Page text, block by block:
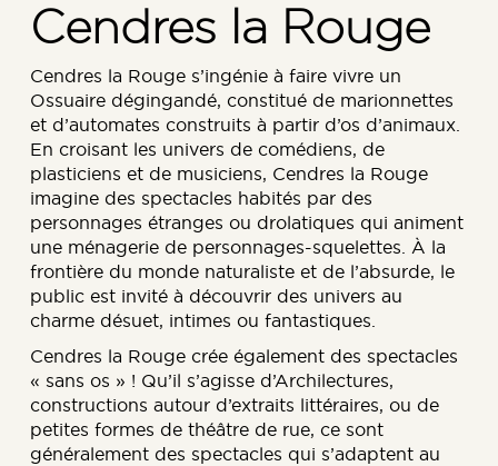
Cendres la Rouge
Cendres la Rouge s’ingénie à faire vivre un
Ossuaire dégingandé, constitué de marionnettes
et d’automates construits à partir d’os d’animaux.
En croisant les univers de comédiens, de
plasticiens et de musiciens, Cendres la Rouge
imagine des spectacles habités par des
personnages étranges ou drolatiques qui animent
une ménagerie de personnages-squelettes. À la
frontière du monde naturaliste et de l’absurde, le
public est invité à découvrir des univers au
charme désuet, intimes ou fantastiques.
Cendres la Rouge crée également des spectacles
« sans os » ! Qu’il s’agisse d’Archilectures,
constructions autour d’extraits littéraires, ou de
petites formes de théâtre de rue, ce sont
généralement des spectacles qui s’adaptent au